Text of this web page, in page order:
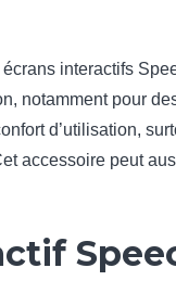
interactifs
notamment pour
d’utilisation,
accessoire peut